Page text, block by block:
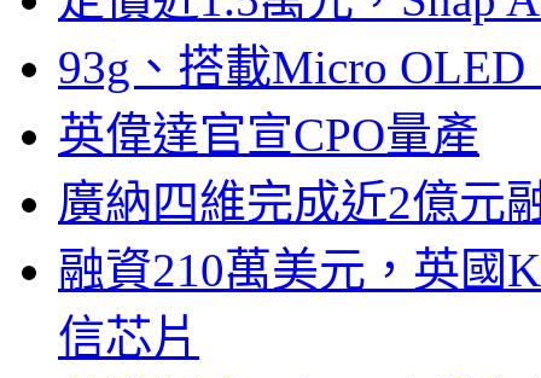
93g、搭載Micro
英偉達官宣CPO量產
廣納四維完成近2億元
融資210萬美元，英國
信芯片